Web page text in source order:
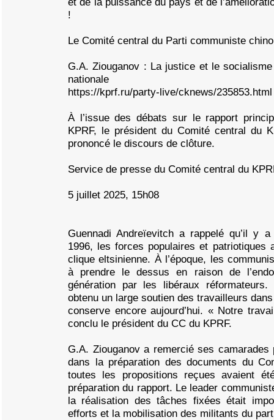
!
Le Comité central du Parti communiste
G.A. Ziouganov : La justice et le
nationale
https://kprf.ru/party-live/cknews/235853.html
À l’issue des débats sur le rapport
KPRF, le président du Comité central du
prononcé le discours de clôture.
Service de presse du Comité central du
5 juillet 2025, 15h08
Guennadi Andreïevitch a rappelé qu’il y
1996, les forces populaires et patriotiques
clique eltsinienne. À l’époque, les
à prendre le dessus en raison de
génération par les libéraux
obtenu un large soutien des travailleurs
conserve encore aujourd’hui. « Notre
conclu le président du CC du KPRF.
G.A. Ziouganov a remercié ses
dans la préparation des documents du
toutes les propositions reçues avaient
préparation du rapport. Le leader
la réalisation des tâches fixées était
efforts et la mobilisation des militants du